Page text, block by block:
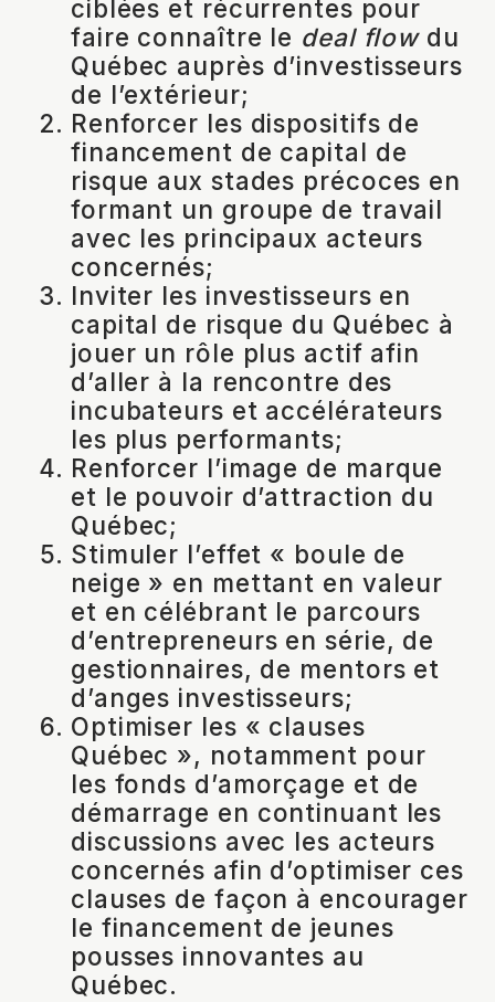
ciblées et récurrentes pour
faire connaître le deal flowdu
Québec auprès d’investisseurs
de l’extérieur;
Renforcer les dispositifs de
financement de capital de
risque aux stades précoces en
formant un groupe de travail
avec les principaux acteurs
concernés;
Inviter les investisseurs en
capital de risque du Québec à
jouer un rôle plus actif afin
d’aller à la rencontre des
incubateurs et accélérateurs
les plus performants;
Renforcer l’image de marque
et le pouvoir d’attraction du
Québec;
Stimuler l’effet « boule de
neige » en mettant en valeur
et en célébrant le parcours
d’entrepreneurs en série, de
gestionnaires, de mentors et
d’anges investisseurs;
Optimiser les « clauses
Québec », notamment pour
les fonds d’amorçage et de
démarrage en continuant les
discussions avec les acteurs
concernés afin d’optimiser ces
clauses de façon à encourager
le financement de jeunes
pousses innovantes au
Québec.